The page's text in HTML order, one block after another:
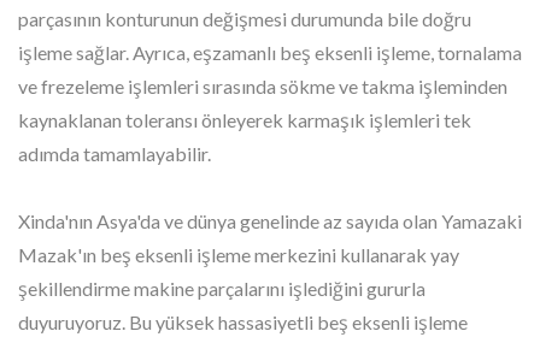
parçasının konturunun değişmesi durumunda bile doğru
işleme sağlar. Ayrıca, eşzamanlı beş eksenli işleme, tornalama
ve frezeleme işlemleri sırasında sökme ve takma işleminden
kaynaklanan toleransı önleyerek karmaşık işlemleri tek
adımda tamamlayabilir.
Xinda'nın Asya'da ve dünya genelinde az sayıda olan Yamazaki
Mazak'ın beş eksenli işleme merkezini kullanarak yay
şekillendirme makine parçalarını işlediğini gururla
duyuruyoruz. Bu yüksek hassasiyetli beş eksenli işleme